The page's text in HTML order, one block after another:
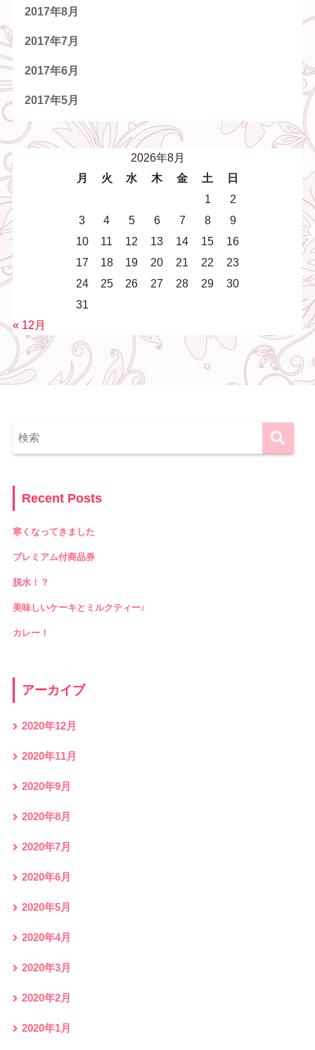
2017年8月
2017年7月
2017年6月
2017年5月
2026年8月
月
火 水 木 金 土
日
1
2
3
4 5 6 7 8
9
10
11 12 13 14 15
16
17
18 19 20 21 22
23
24
25 26 27 28 29
30
31
« 12月
Recent Posts
寒くなってきました
プレミアム付商品券
脱水！？
美味しいケーキとミルクティー♪
カレー！
アーカイブ
2020年12月
2020年11月
2020年9月
2020年8月
2020年7月
2020年6月
2020年5月
2020年4月
2020年3月
2020年2月
2020年1月